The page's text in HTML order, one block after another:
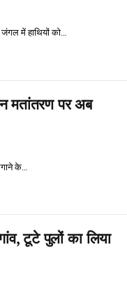
जंगल में हाथियों को…
मतांतरण पर अब
के…
टूटे पुलों का लिया